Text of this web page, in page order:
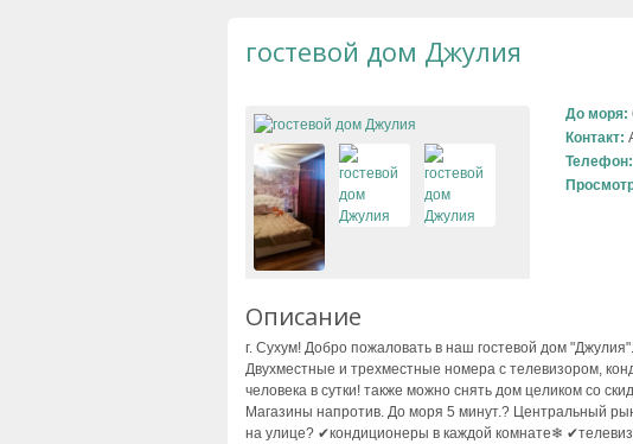
гостевой дом Джулия
До моря:
Контакт:
Телефон:
Описание
г. Сухум! Добро пожаловать в наш гостевой дом
Двухместные и трехместные номера с телевизором,
человека в сутки! также можно снять дом целиком со
Магазины напротив. До моря 5 минут.? Центральный
на улице? ✔кондиционеры в каждой комнате❄